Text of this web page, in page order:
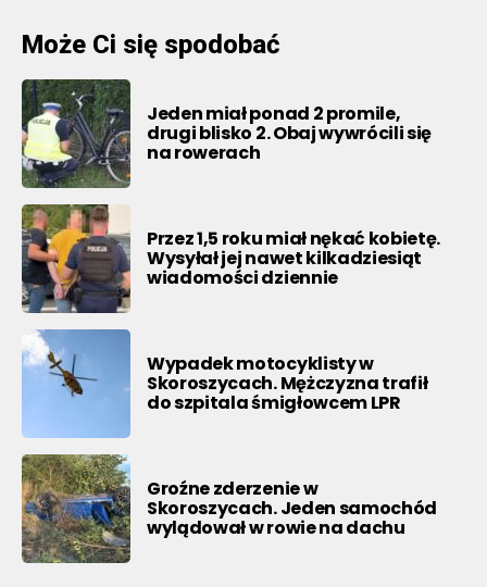
Może Ci się spodobać
Jeden miał ponad 2 promile,
drugi blisko 2. Obaj wywrócili się
na rowerach
Przez 1,5 roku miał nękać kobietę.
Wysyłał jej nawet kilkadziesiąt
wiadomości dziennie
Wypadek motocyklisty w
Skoroszycach. Mężczyzna trafił
do szpitala śmigłowcem LPR
Groźne zderzenie w
Skoroszycach. Jeden samochód
wylądował w rowie na dachu